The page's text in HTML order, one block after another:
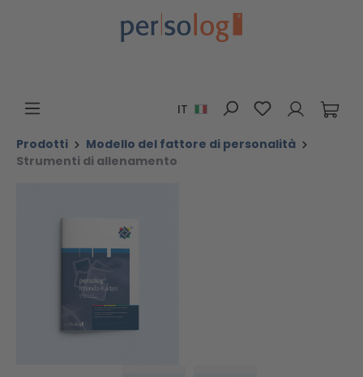
Passa al contenuto principale
IT Hai 0 articoli
Prodotti
Modello del fattore di personalità
Strumenti di allenamento